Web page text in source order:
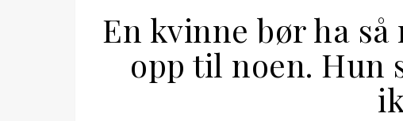
En kvinne bør ha
opp til noen. Hun